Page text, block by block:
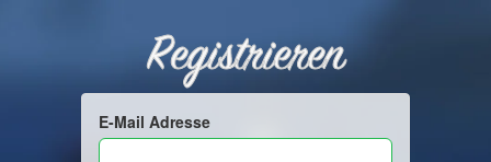
Registrieren
E-Mail Adresse